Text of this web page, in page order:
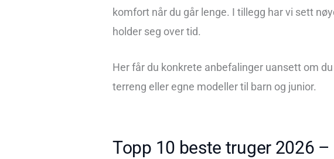
komfort når du går lenge. I tillegg har vi sett
holder seg over tid.
Her får du konkrete anbefalinger uansett om
terreng eller egne modeller til barn og junior.
Topp 10 beste truger 2026